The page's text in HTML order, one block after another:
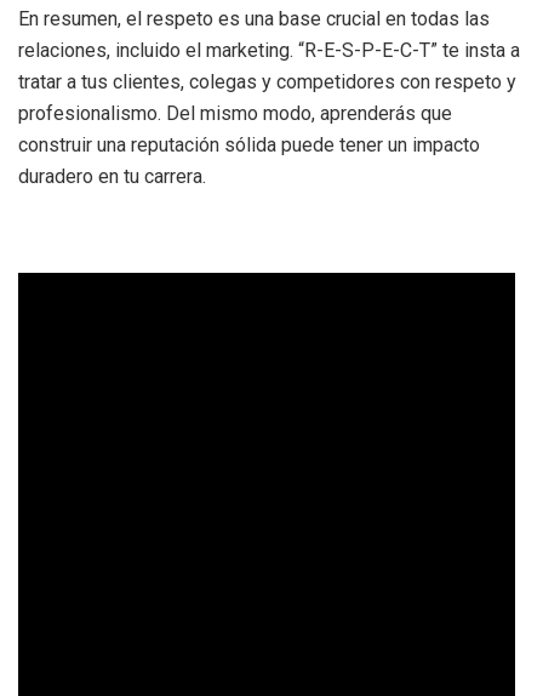
En resumen, el respeto es una base crucial en todas las
relaciones, incluido el marketing. “R-E-S-P-E-C-T” te insta a
tratar a tus clientes, colegas y competidores con respeto y
profesionalismo. Del mismo modo, aprenderás que
construir una reputación sólida puede tener un impacto
duradero en tu carrera.